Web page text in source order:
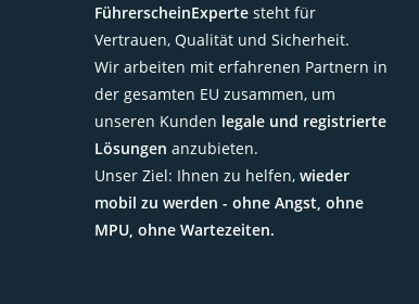
FührerscheinExperte steht für
Vertrauen, Qualität und Sicherheit.
Wir arbeiten mit erfahrenen Partnern in
der gesamten EU zusammen, um
unseren Kunden legale und registrierte
Lösungen anzubieten.
Unser Ziel: Ihnen zu helfen, wieder
mobil zu werden - ohne Angst, ohne
MPU, ohne Wartezeiten.